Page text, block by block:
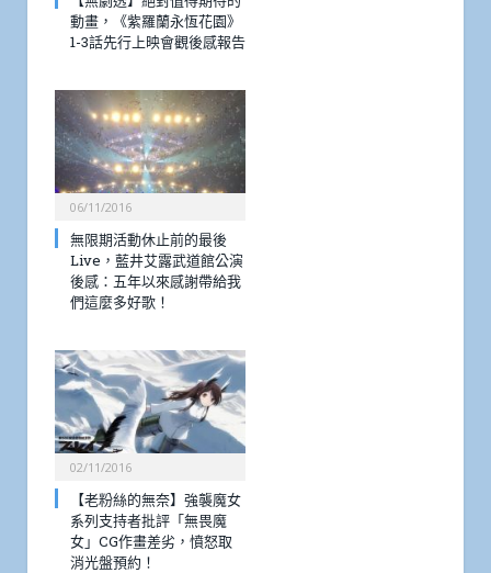
動畫，《紫羅蘭永恆花園》
1-3話先行上映會觀後感報告
06/11/2016
無限期活動休止前的最後
Live，藍井艾露武道館公演
後感：五年以來感謝帶給我
們這麼多好歌！
02/11/2016
【老粉絲的無奈】強襲魔女
系列支持者批評「無畏魔
女」CG作畫差劣，憤怒取
消光盤預約！